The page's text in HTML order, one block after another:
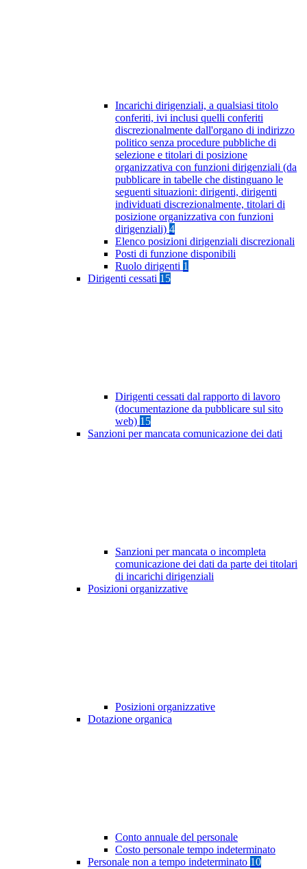
Incarichi dirigenziali, a qualsiasi titolo
conferiti, ivi inclusi quelli conferiti
discrezionalmente dall'organo di indirizzo
politico senza procedure pubbliche di
selezione e titolari di posizione
organizzativa con funzioni dirigenziali (da
pubblicare in tabelle che distinguano le
seguenti situazioni: dirigenti, dirigenti
individuati discrezionalmente, titolari di
posizione organizzativa con funzioni
dirigenziali) 4
Elenco posizioni dirigenziali discrezionali
Posti di funzione disponibili
Ruolo dirigenti 1
Dirigenti cessati 15
Dirigenti cessati dal rapporto di lavoro
(documentazione da pubblicare sul sito
web) 15
Sanzioni per mancata comunicazione dei dati
Sanzioni per mancata o incompleta
comunicazione dei dati da parte dei titolari
di incarichi dirigenziali
Posizioni organizzative
Posizioni organizzative
Dotazione organica
Conto annuale del personale
Costo personale tempo indeterminato
Personale non a tempo indeterminato 10